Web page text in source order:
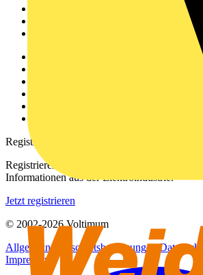
Registrierung
Registrieren Sie sich kostenlos und erhalten
Informationen aus der Elektroindustrie.
Jetzt registrieren
© 2002-2026Voltimum
Allgemeine Geschäftsbedingungen
Impressum